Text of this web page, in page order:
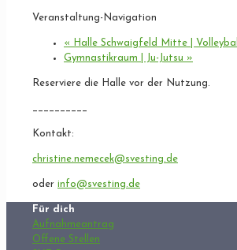
Veranstaltung-Navigation
« Halle Schwaigfeld Mitte | Volleyball
Gymnastikraum | Ju-Jutsu »
Reserviere die Halle vor der Nutzung.
Kontakt:
christine.nemecek@svesting.de
oder info@svesting.de
Für dich
Aufnahmeantrag
Offene Stellen